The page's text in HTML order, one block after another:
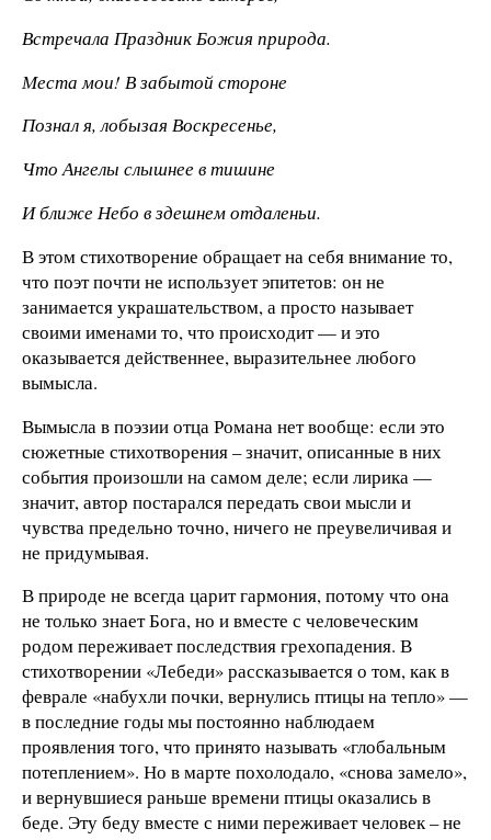
Встречала Праздник Божия природа.
Места мои! В забытой стороне
Познал я, лобызая Воскресенье,
Что Ангелы слышнее в тишине
И ближе Небо в здешнем отдаленьи.
В этом стихотворение обращает на себя внимание то,
что поэт почти не использует эпитетов: он не
занимается украшательством, а просто называет
своими именами то, что происходит — и это
оказывается действеннее, выразительнее любого
вымысла.
Вымысла в поэзии отца Романа нет вообще: если это
сюжетные стихотворения – значит, описанные в них
события произошли на самом деле; если лирика —
значит, автор постарался передать свои мысли и
чувства предельно точно, ничего не преувеличивая и
не придумывая.
В природе не всегда царит гармония, потому что она
не только знает Бога, но и вместе с человеческим
родом переживает последствия грехопадения. В
стихотворении «Лебеди» рассказывается о том, как в
феврале «набухли почки, вернулись птицы на тепло» —
в последние годы мы постоянно наблюдаем
проявления того, что принято называть «глобальным
потеплением». Но в марте похолодало, «снова замело»,
и вернувшиеся раньше времени птицы оказались в
беде. Эту беду вместе с ними переживает человек – не